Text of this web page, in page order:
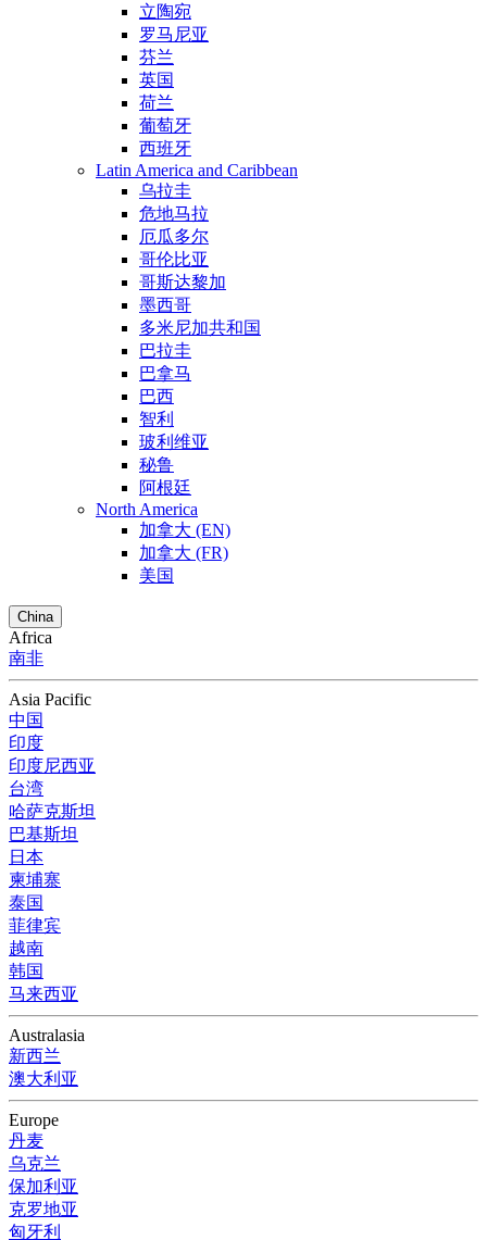
立陶宛
罗马尼亚
芬兰
英国
荷兰
葡萄牙
西班牙
Latin America and Caribbean
乌拉圭
危地马拉
厄瓜多尔
哥伦比亚
哥斯达黎加
墨西哥
多米尼加共和国
巴拉圭
巴拿马
巴西
智利
玻利维亚
秘鲁
阿根廷
North America
加拿大 (EN)
加拿大 (FR)
美国
China
Africa
南非
Asia Pacific
中国
印度
印度尼西亚
台湾
哈萨克斯坦
巴基斯坦
日本
柬埔寨
泰国
菲律宾
越南
韩国
马来西亚
Australasia
新西兰
澳大利亚
Europe
丹麦
乌克兰
保加利亚
克罗地亚
匈牙利